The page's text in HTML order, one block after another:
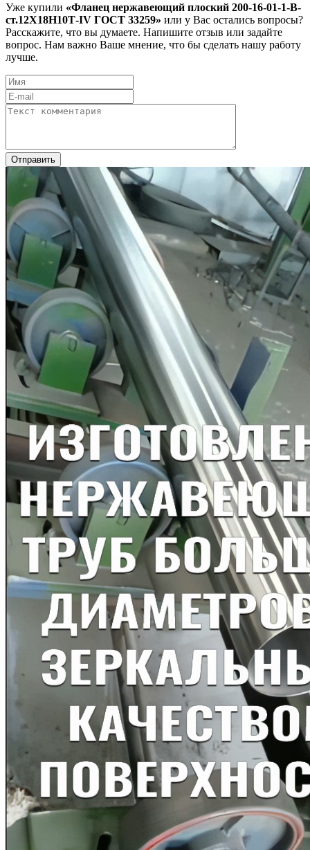
Уже купили «Фланец нержавеющий плоский 200-16-01-1-В-
ст.12Х18Н10Т-IV ГОСТ 33259» или у Вас остались вопросы?
Расскажите, что вы думаете. Напишите отзыв или задайте
вопрос. Нам важно Ваше мнение, что бы сделать нашу работу
лучше.